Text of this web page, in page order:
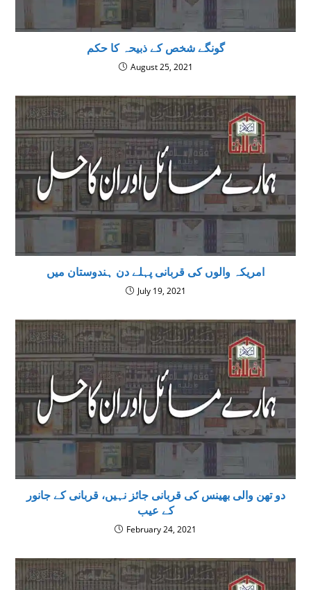
گونگے شخص کے ذبیحہ کا حکم
August 25, 2021
امریکہ والوں کی قربانی پہلے دن ہندوستان میں
July 19, 2021
دو تھن والی بھینس کی قربانی جائز نہیں، قربانی کے جانور
کے عیب
February 24, 2021